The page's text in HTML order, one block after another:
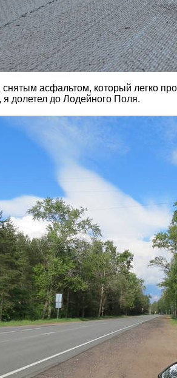
асфальтом, который легко
я долетел до Лодейного Поля.